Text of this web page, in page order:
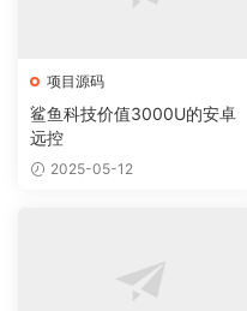
项目源码
鲨鱼科技价值3000U的安卓
远控
2025-05-12